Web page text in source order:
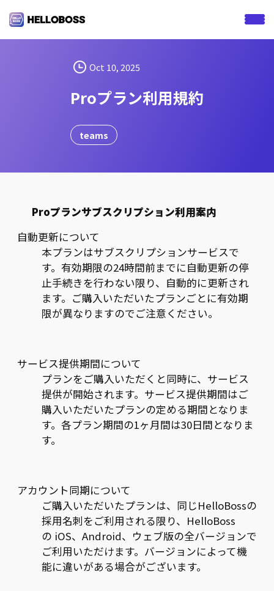
i
n
Oct 10, 2025
Proプラン利用規約
teams
Proプランサブスクリプション利用案内
自動更新について
本プランはサブスクリプションサービスで
す。有効期限の24時間前までに自動更新の停
止手続きを行わない限り、自動的に更新され
ます。ご購入いただいたプランごとに有効期
限が異なりますのでご注意ください。
サービス提供期間について
プランをご購入いただくと同時に、サービス
提供が開始されます。サービス提供期間はご
購入いただいたプランの定める期間となりま
す。各プラン期間の1ヶ月間は30日間となりま
す。
アカウント同期について
ご購入いただいたプランは、同じHelloBossの
採用名刺をご利用される限り、HelloBoss
の iOS、Android、ウェブ版の全バージョンで
ご利用いただけます。バージョンによって機
能に違いがある場合がございます。